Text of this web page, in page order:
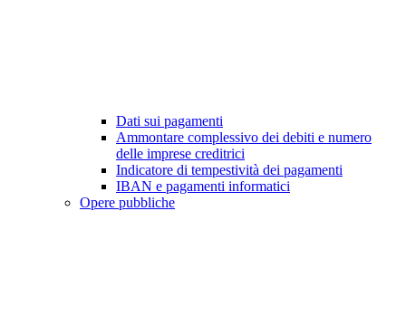
Dati sui pagamenti
Ammontare complessivo dei debiti e numero
delle imprese creditrici
Indicatore di tempestività dei pagamenti
IBAN e pagamenti informatici
Opere pubbliche